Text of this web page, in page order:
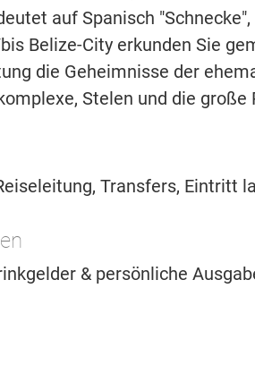
auf Spanisch
Belize-City erkunden Sie
die Geheimnisse der
Stelen und die große
Transfers, Eintritt
& persönliche